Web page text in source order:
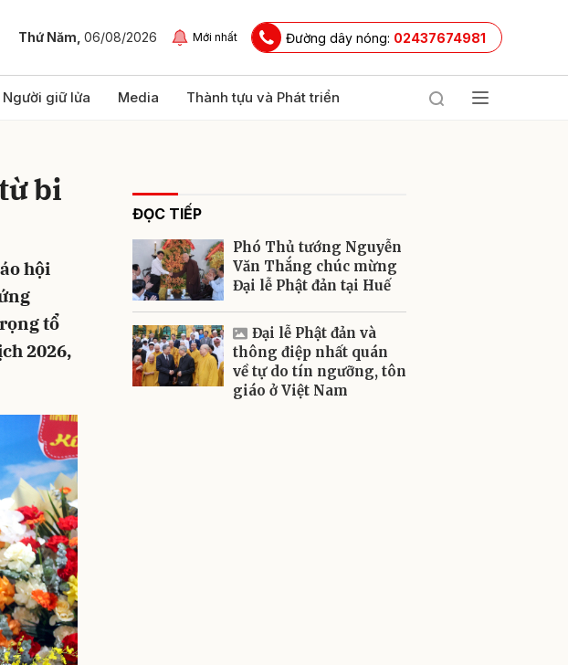
Thứ Năm, 06/08/2026 Mới nhất Đường dây nóng: 02437674981
Người giữ lửa Media Thành tựu và Phát triển
bi
hội
tổ
2026,
ĐỌC TIẾP
Phó Thủ tướng Nguyễn
Văn Thắng chúc mừng
Đại lễ Phật đản tại Huế
Đại lễ Phật đản và
thông điệp nhất quán
về tự do tín ngưỡng, tôn
giáo ở Việt Nam
Gửi